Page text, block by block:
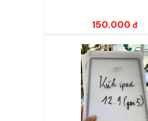
150.000